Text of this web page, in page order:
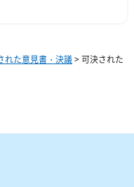
れた意見書・決議> 可決された